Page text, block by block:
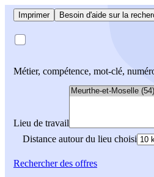
Imprimer Besoin d'aide sur la
Métier, compétence, mot-clé,
Lieu de travail
Distance autour du lieu choisi
Rechercherdes offres